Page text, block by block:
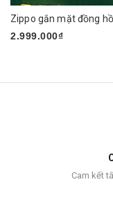
2.999.000₫
Cam kết